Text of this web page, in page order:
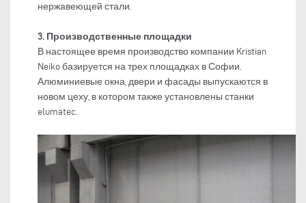
нержавеющей стали.
3. Производственные площадки
В настоящее время производство компании Kristian
Neiko базируется на трех площадках в Софии.
Алюминиевые окна, двери и фасады выпускаются в
новом цеху, в котором также установлены станки
elumatec.